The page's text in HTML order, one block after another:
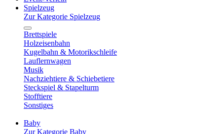
Spielzeug
Zur Kategorie Spielzeug
Brettspiele
Holzeisenbahn
Kugelbahn & Motorikschleife
Lauflernwagen
Musik
Nachziehtiere & Schiebetiere
Steckspiel & Stapelturm
Stofftiere
Sonstiges
Baby
Zur Kategorie Baby